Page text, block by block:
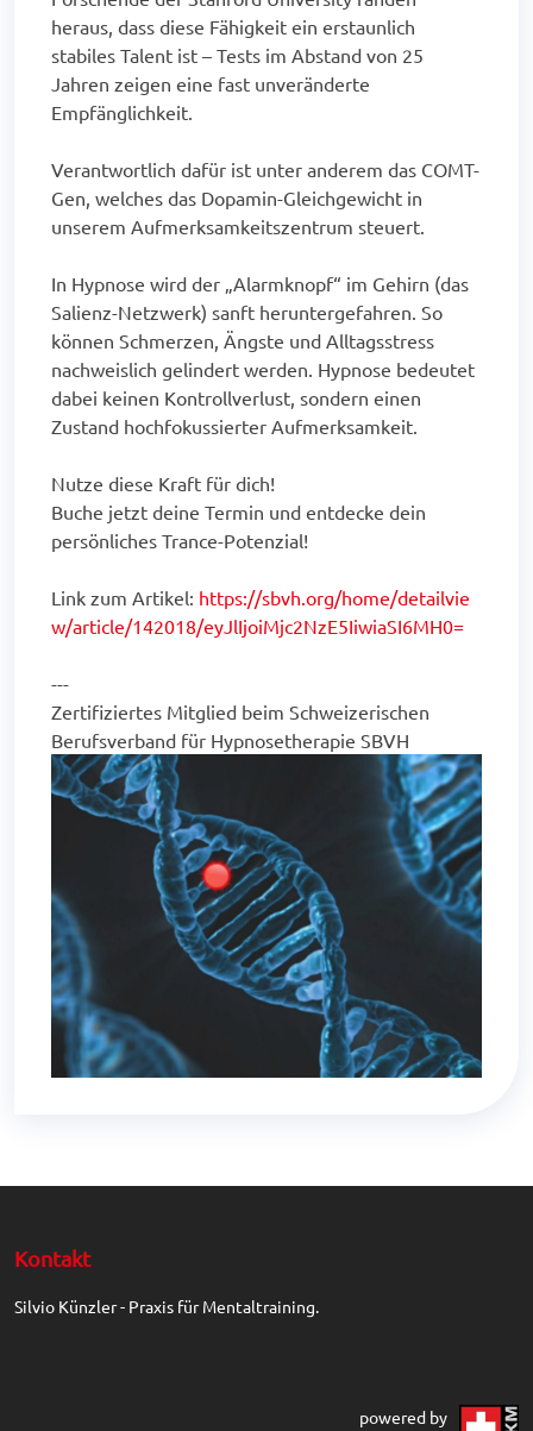
heraus, dass diese Fähigkeit ein erstaunlich
stabiles Talent ist – Tests im Abstand von 25
Jahren zeigen eine fast unveränderte
Empfänglichkeit.
Verantwortlich dafür ist unter anderem das COMT-
Gen, welches das Dopamin-Gleichgewicht in
unserem Aufmerksamkeitszentrum steuert.
In Hypnose wird der „Alarmknopf“ im Gehirn (das
Salienz-Netzwerk) sanft heruntergefahren. So
können Schmerzen, Ängste und Alltagsstress
nachweislich gelindert werden. Hypnose bedeutet
dabei keinen Kontrollverlust, sondern einen
Zustand hochfokussierter Aufmerksamkeit.
Nutze diese Kraft für dich!
Buche jetzt deine Termin und entdecke dein
persönliches Trance-Potenzial!
Link zum Artikel: https://sbvh.org/home/detailvie
w/article/142018/eyJlIjoiMjc2NzE5IiwiaSI6MH0=
---
Zertifiziertes Mitglied beim Schweizerischen
Berufsverband für Hypnosetherapie SBVH
Kontakt
Silvio Künzler - Praxis für Mentaltraining.
powered by